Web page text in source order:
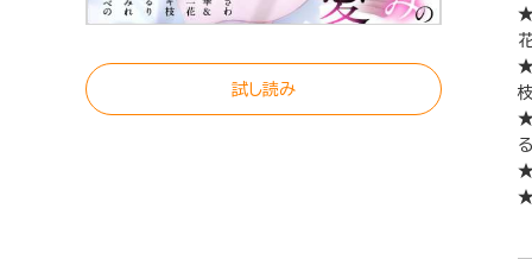
試し読み
★
★
★
★
★